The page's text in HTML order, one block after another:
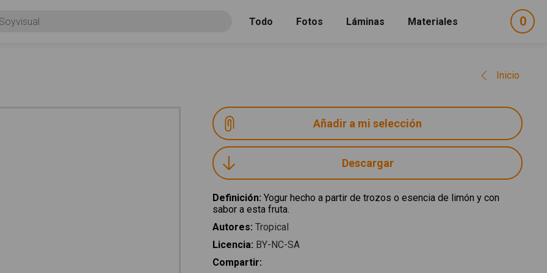
Todo Fotos Láminas Materiales 0
Inicio
Descargar
Definición: Yogur hecho a partir de trozos o esencia de limón y con
sabor a esta fruta.
Autores: Tropical
Licencia: BY-NC-SA
Compartir: